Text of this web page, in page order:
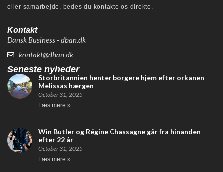
eller samarbejde, bedes du kontakte os direkte.
Kontakt
Dansk Business - dban.dk
kontakt@dban.dk
Seneste nyheder
Storbritannien henter borgere hjem efter orkanen
Melissas hærgen
October 31, 2025
Læs mere »
Win Butler og Régine Chassagne går fra hinanden
efter 22 år
October 31, 2025
Læs mere »